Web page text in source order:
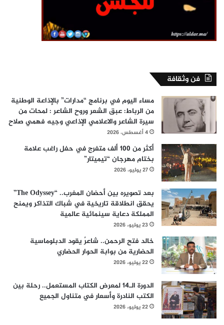
فن وثقافة
مساء اليوم في برنامج “مدارات” بالإذاعة الوطنية
من الرباط: عبق الشعر وروح الشاعر : لمحات من
سيرة الشاعر والاعلامي الإذاعي وجيه فهمي صلاح
4 أغسطس، 2026
أكثر من 100 ألف متفرج في حفل راغب علامة
بختام مهرجان “تيميتار”
27 يوليو، 2026
بعد تصويره بين أحضان المغرب.. “The Odyssey”
يحقق انطلاقة تاريخية في شباك التذاكر ويمنح
المملكة دعاية سينمائية عالمية
23 يوليو، 2026
خالد فتح الرحمن.. شاعرٌ يقود الدبلوماسية
الحضارية من بوابة الحوار الحضاري
22 يوليو، 2026
الدورة الـ14 لمعرض الكتاب المستعمل.. رحلة بين
الكتب النادرة وأسعار في متناول الجميع
22 يوليو، 2026